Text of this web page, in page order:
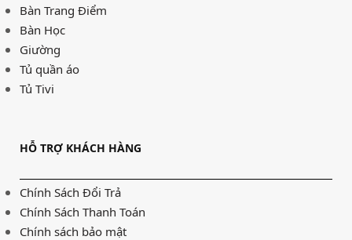
Bàn Trang Điểm
Bàn Học
Giường
Tủ quần áo
Tủ Tivi
HỖ TRỢ KHÁCH HÀNG
Chính Sách Đổi Trả
Chính Sách Thanh Toán
Chính sách bảo mật